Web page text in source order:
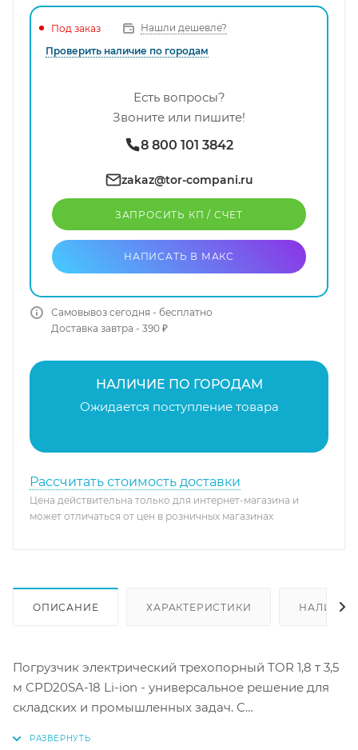
Под заказ
Нашли дешевле?
Проверить наличие по городам
Есть вопросы?
Звоните или пишите!
8 800 101 3842
zakaz@tor-compani.ru
ЗАПРОСИТЬ КП / CЧЕТ
НАПИСАТЬ В МАКС
Самовывоз сегодня - бесплатно
Доставка завтра - 390 ₽
НАЛИЧИЕ ПО ГОРОДАМ
Ожидается поступление товара
Рассчитать стоимость доставки
Цена действительна только для интернет-магазина и
может отличаться от цен в розничных магазинах
ОПИСАНИЕ ХАРАКТЕРИСТИКИ
Погрузчик электрический трехопорный TOR 1,8 т 3,5
м CPD20SA-18 Li-ion - универсальное решение для
складских и промышленных задач. С